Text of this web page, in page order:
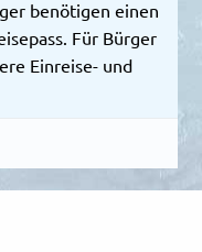
benötigen einen
Für Bürger
Einreise- und